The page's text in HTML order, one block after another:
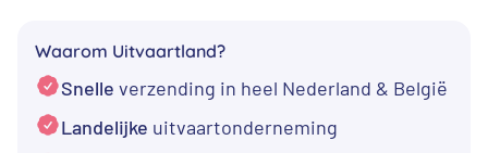
aantal
Waarom Uitvaartland?
Snelle verzending in heel Nederland & België
Landelijke uitvaartonderneming